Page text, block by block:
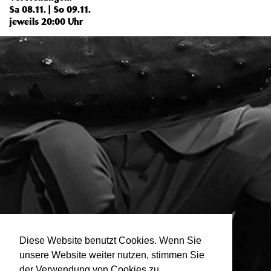
Diese Website benutzt Cookies. Wenn Sie
unsere Website weiter nutzen, stimmen Sie
Sa 08.11. | So 09.11.
jeweils 20:00 Uhr